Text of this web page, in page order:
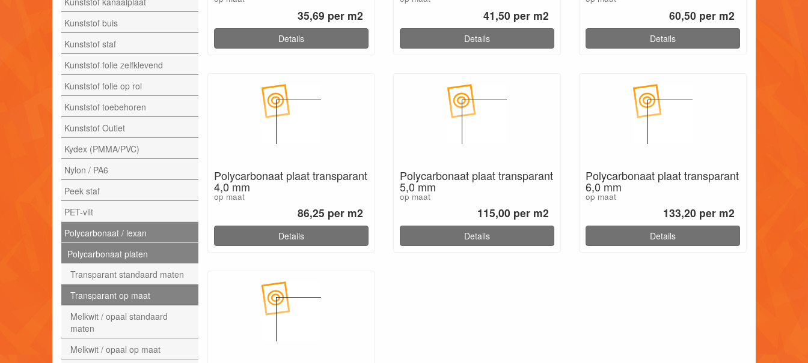
Kunststof buis
Kunststof staf
Kunststof folie zelfklevend
Kunststof folie op rol
Kunststof toebehoren
Kunststof Outlet
Kydex (PMMA/PVC)
Nylon / PA6
Peek staf
PET-vilt
Polycarbonaat / lexan
Polycarbonaat platen
Transparant standaard maten
Transparant op maat
Melkwit / opaal standaard
maten
Melkwit / opaal op maat
35,69 per m2
Details
41,50 per m2
Details
60,50 per m2
Details
Polycarbonaat plaat transparant
4,0 mm
op maat
86,25 per m2
Details
Polycarbonaat plaat transparant
5,0 mm
op maat
115,00 per m2
Details
Polycarbonaat plaat transparant
6,0 mm
op maat
133,20 per m2
Details